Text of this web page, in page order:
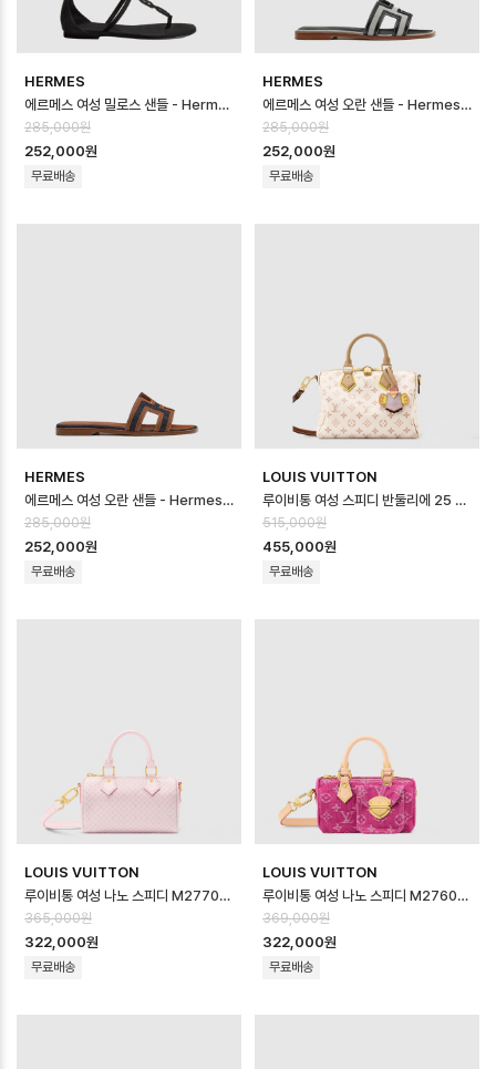
HERMES
에르메스 여성 밀로스 샌들 - Hermes Womens Milos Sandal - hes1…
285,000원
252,000원
무료배송
HERMES
에르메스 여성 오란 샌들 - Hermes Womens Oran Sandal - hes146…
285,000원
252,000원
무료배송
HERMES
에르메스 여성 오란 샌들 - Hermes Womens Oran Sandal - hes146…
285,000원
252,000원
무료배송
LOUIS VUITTON
루이비통 여성 스피디 반둘리에 25 소프트 LV 크래프티 M2A038 - Louis vui…
515,000원
455,000원
무료배송
LOUIS VUITTON
루이비통 여성 나노 스피디 M27702 - Louis vuitton Womens Nano …
365,000원
322,000원
무료배송
LOUIS VUITTON
루이비통 여성 나노 스피디 M27603 - Louis vuitton Womens Nano …
369,000원
322,000원
무료배송